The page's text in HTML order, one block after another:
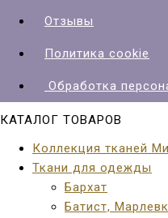
Отзывы
Политика cookie
Обработка
КАТАЛОГ ТОВАРОВ
Коллекция тканей
Ткани для одежды
Бархат
Батист,